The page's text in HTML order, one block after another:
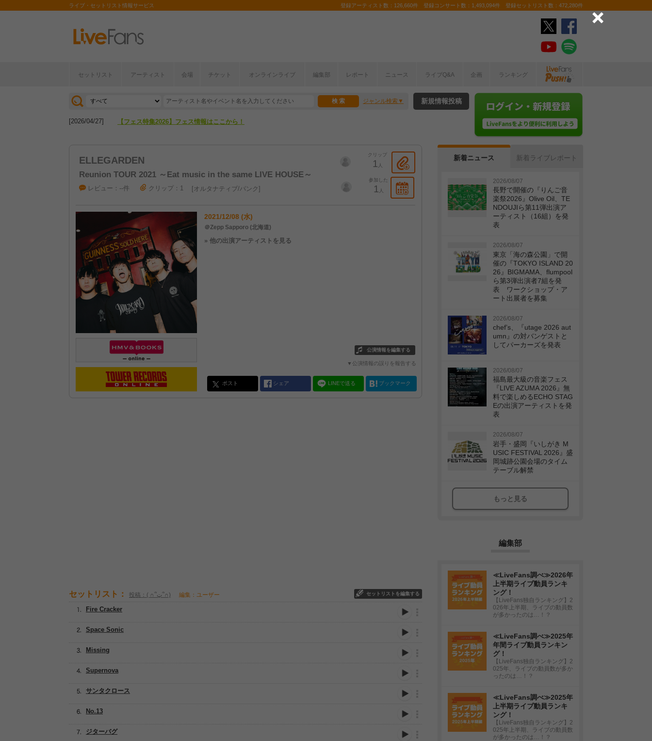
ライブ・セットリスト情報サービス 登録アーティスト数：126,660件 登録コンサート数：1,493,094件 登録セットリスト数：472,280件
セットリスト アーティスト 会場 チケット オンラインライブ 編集部 レポート ニュース ライブQ&A 企画 ランキング
ジャンル検索
[2026/07/28] 【ライブ動員ランキング】2026年上半期編発表！
[2026/04/27] 【フェス特集2026】フェス情報はここから！
新規情報投稿
ELLEGARDEN
Reunion TOUR 2021 ～Eat music in the same LIVE HOUSE～
クリップ
1 人
参加した
1 人
レビュー：--件 クリップ：1 オルタナティブ/パンク
2021/12/08 (水)
＠Zepp Sapporo (北海道)
» 他の出演アーティストを見る
公演情報を編集する
▼公演情報の誤りを報告する
ポスト シェア LINEで送る ブックマーク
セットリスト： 投稿：( ∩՞ټ՞∩) 編集：ユーザー セットリストを編集する
Supernova
Fire Cracker
サンタクロース
No.13
ジターバグ
Space Sonic
Missing
新着ニュース 新着ライブレポート
2026/08/07
長野で開催の『りんご音
楽祭2026』Olive Oil、TE
NDOUJIら第11弾出演ア
ーティスト（16組）を発
表
2026/08/07
東京「海の森公園」で開
催の『TOKYO ISLAND 20
26』BIGMAMA、flumpool
ら第3弾出演者7組を発
表 ワークショップ・ア
ート出展者を募集
2026/08/07
chef’s、『utage 2026 aut
umn』の対バンゲストと
してパーカーズを発表
2026/08/07
福島最大級の音楽フェス
『LIVE AZUMA 2026』無
料で楽しめるECHO STAG
Eの出演アーティストを発
表
2026/08/07
岩手・盛岡『いしがき M
USIC FESTIVAL 2026』盛
岡城跡公園会場のタイム
テーブル解禁
もっと見る
編集部
≪LiveFans調べ≫2026年
上半期ライブ動員ランキ
ング！
【LiveFans独自ランキング】2
026年上半期、ライブの動員数
が多かったのは…！？
≪LiveFans調べ≫2025年
年間ライブ動員ランキン
グ！
【LiveFans独自ランキング】2
025年、ライブの動員数が多か
ったのは…！？
≪LiveFans調べ≫2025年
上半期ライブ動員ランキ
ング！
【LiveFans独自ランキング】2
025年上半期、ライブの動員数
が多かったのは…！？